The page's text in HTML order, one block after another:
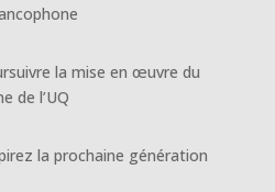
la mise en œuvre du
de l’UQ
la prochaine génération